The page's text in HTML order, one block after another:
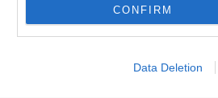
CONFIRM
Data Deletion